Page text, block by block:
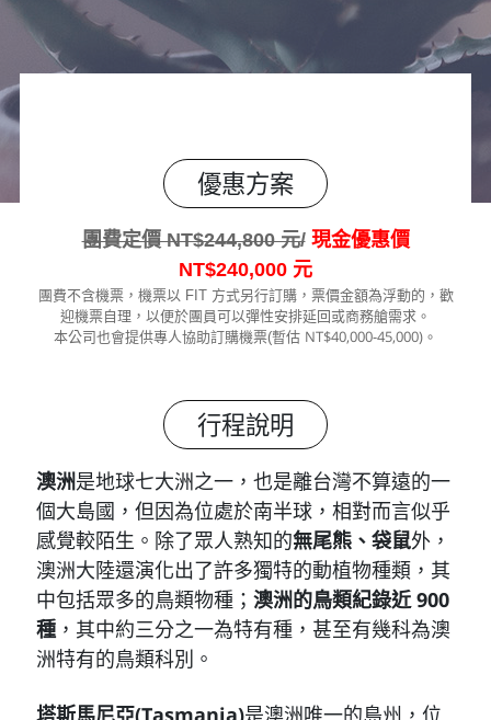
優惠方案
團費定價 NT$244,800 元/ 現金優惠價
NT$240,000 元
團費不含機票，機票以 FIT 方式另行訂購，票價金額為浮動的，歡
迎機票自理，以便於團員可以彈性安排延回或商務艙需求。
本公司也會提供專人協助訂購機票(暫估 NT$40,000-45,000) 。
行程說明
澳洲是地球七大洲之一，也是離台灣不算遠的一
個大島國，但因為位處於南半球，相對而言似乎
感覺較陌生。除了眾人熟知的無尾熊、袋鼠外，
澳洲大陸還演化出了許多獨特的動植物種類，其
中包括眾多的鳥類物種； 澳洲的鳥類紀錄近 900
種，其中約三分之一為特有種，甚至有幾科為澳
洲特有的鳥類科別。
塔斯馬尼亞(Tasmania)是澳洲唯一的島州，位